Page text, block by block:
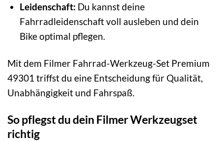
Leidenschaft: Du kannst deine
Fahrradleidenschaft voll ausleben und dein
Bike optimal pflegen.
Mit dem Filmer Fahrrad-Werkzeug-Set Premium
49301 triffst du eine Entscheidung für Qualität,
Unabhängigkeit und Fahrspaß.
So pflegst du dein Filmer Werkzeugset
richtig